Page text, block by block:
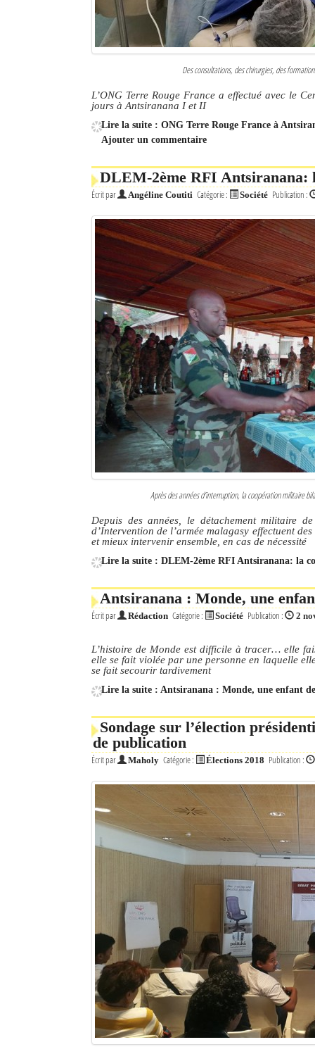
Des consultations, des chirurgies, des
L’ONG Terre Rouge France a effectué avec le
jours à Antsiranana I et II
Lire la suite : ONG Terre Rouge France à
Ajouter un commentaire
DLEM-2ème RFI
Écrit par Angéline Coutiti Catégorie : Société Publication :
Après des années d’interruption, la coopération militaire
Depuis des années, le détachement militaire
d’Intervention de l’armée malagasy effectuent
et mieux intervenir ensemble, en cas de nécessité
Lire la suite : DLEM-2ème RFI Antsiranana: la
Antsiranana : Monde, une
Écrit par Rédaction Catégorie : Société Publication : 2
L’histoire de Monde est difficile à tracer… elle
elle se fait violée par une personne en laquelle
se fait secourir tardivement
Lire la suite : Antsiranana : Monde, une enfant de
Sondage sur l’élection
de publication
Écrit par Maholy Catégorie : Élections 2018 Publication :